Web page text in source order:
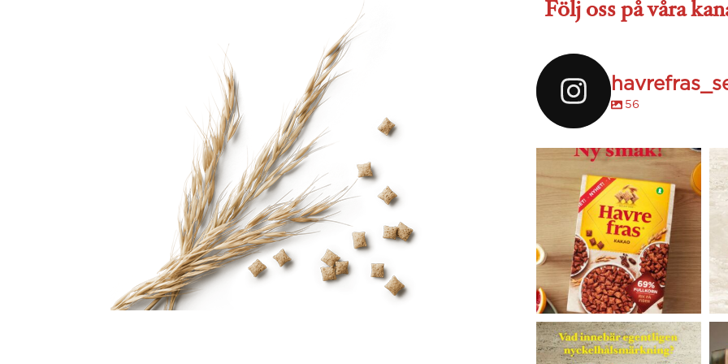
Följ oss på våra
56
havrefras_se
Jan 31
havrefras_se
Aug 10